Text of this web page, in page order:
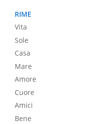
RIME
Vita
Sole
Casa
Mare
Amore
Cuore
Amici
Bene